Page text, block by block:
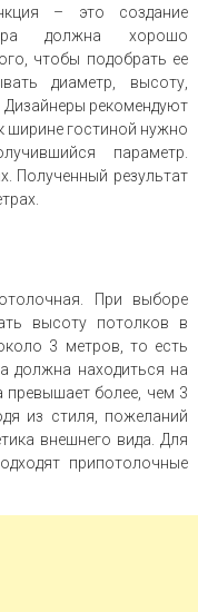
– это создание
должна хорошо
чтобы подобрать ее
диаметр, высоту,
Дизайнеры рекомендуют
ширине гостиной нужно
параметр.
Полученный результат
При выборе
высоту потолков в
3 метров, то есть
должна находиться на
превышает более, чем 3
из стиля, пожеланий
внешнего вида. Для
припотолочные